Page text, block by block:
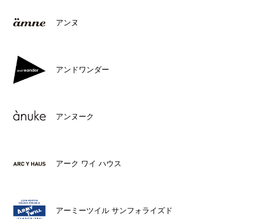
アンヌ
アンドワンダー
アンヌーク
アーク ワイ ハウス
アーミーツイル サンフォライズド